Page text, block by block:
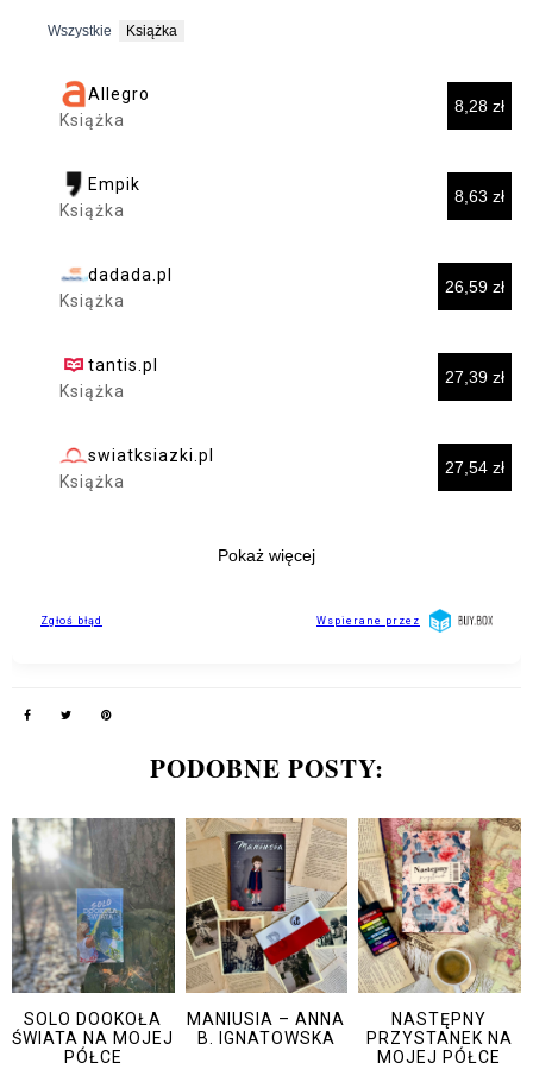
PODOBNE POSTY:
SOLO DOOKOŁA
ŚWIATA NA MOJEJ
PÓŁCE
MANIUSIA – ANNA
B. IGNATOWSKA
NASTĘPNY
PRZYSTANEK NA
MOJEJ PÓŁCE